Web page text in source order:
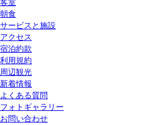
客室
朝食
サービスと施設
アクセス
宿泊約款
利用規約
周辺観光
新着情報
よくある質問
フォトギャラリー
お問い合わせ